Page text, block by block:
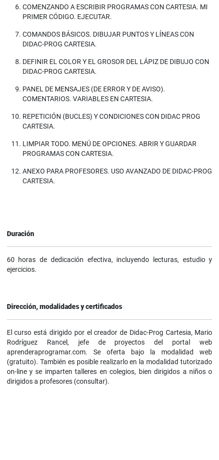
COMENZANDO A ESCRIBIR PROGRAMAS CON CARTESIA. MI
PRIMER CÓDIGO. EJECUTAR.
COMANDOS BÁSICOS. DIBUJAR PUNTOS Y LÍNEAS CON
DIDAC-PROG CARTESIA.
DEFINIR EL COLOR Y EL GROSOR DEL LÁPIZ DE DIBUJO CON
DIDAC-PROG CARTESIA.
PANEL DE MENSAJES (DE ERROR Y DE AVISO).
COMENTARIOS. VARIABLES EN CARTESIA.
REPETICIÓN (BUCLES) Y CONDICIONES CON DIDAC PROG
CARTESIA.
LIMPIAR TODO. MENÚ DE OPCIONES. ABRIR Y GUARDAR
PROGRAMAS CON CARTESIA.
ANEXO PARA PROFESORES. USO AVANZADO DE DIDAC-PROG
CARTESIA.
Duración
60 horas de dedicación efectiva, incluyendo lecturas, estudio y
ejercicios.
Dirección, modalidades y certificados
El curso está dirigido por el creador de Didac-Prog Cartesia, Mario
Rodríguez Rancel, jefe de proyectos del portal web
aprenderaprogramar.com. Se oferta bajo la modalidad web
(gratuito). También es posible realizarlo en la modalidad tutorizado
on-line y se imparten talleres en colegios, bien dirigidos a niños o
dirigidos a profesores (consultar).